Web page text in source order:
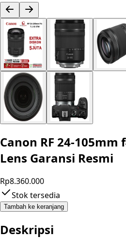
Canon RF 24-105mm
Lens Garansi Resmi
Rp8.360.000
Stok tersedia
Tambah ke keranjang
Deskripsi